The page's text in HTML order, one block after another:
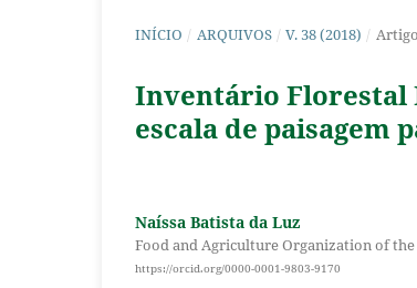
INÍCIO / ARQUIVOS / V. 38 (2018) /
Inventário Florestal
escala de paisagem
Naíssa Batista da Luz
Food and Agriculture Organization of
https://orcid.org/0000-0001-9803-9170